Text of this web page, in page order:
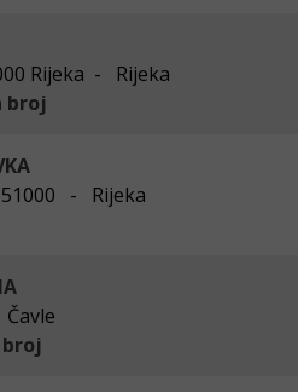
Rijeka - Rijeka
broj
51000 - Rijeka